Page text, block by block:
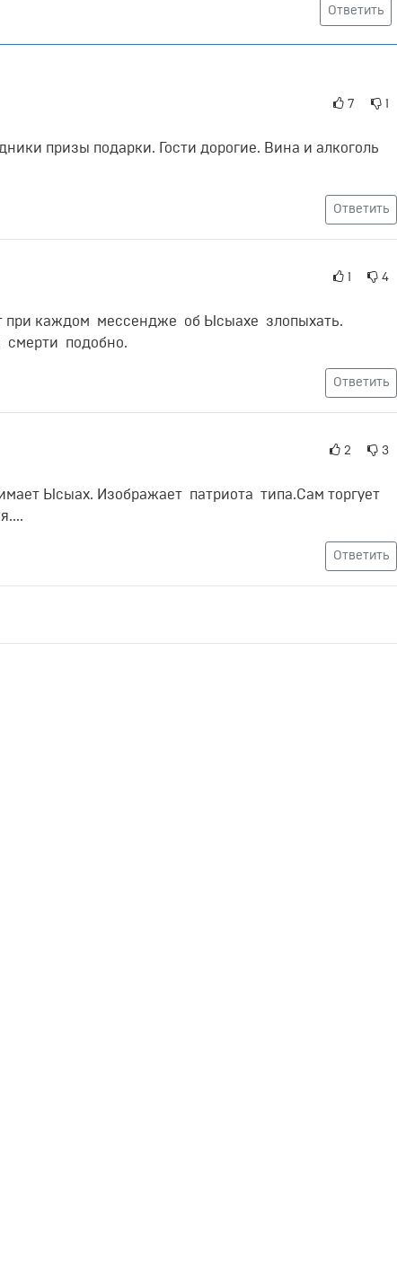
Ответить
7 1
призы подарки. Гости дорогие. Вина и алкоголь
Ответить
1 4
при каждом мессендже об Ысыахе злопыхать.
смерти подобно.
Ответить
2 3
Ысыах. Изображает патриота типа.Сам торгует
Ответить